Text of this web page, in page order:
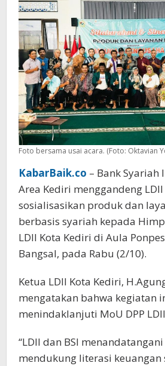
Foto bersama usai acara. (Foto: Oktavian
KabarBaik.co – Bank Syariah
Area Kediri menggandeng
sosialisasikan produk dan
berbasis syariah kepada
LDII Kota Kediri di Aula
Bangsal, pada Rabu (2/10).
Ketua LDII Kota Kediri,
mengatakan bahwa kegiatan
menindaklanjuti MoU DPP
“LDII dan BSI
mendukung literasi keuangan